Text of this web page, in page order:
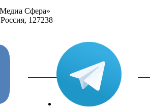
Сфера»
127238
вКонтакте